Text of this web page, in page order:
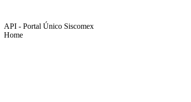
API - Portal Único Siscomex
Home